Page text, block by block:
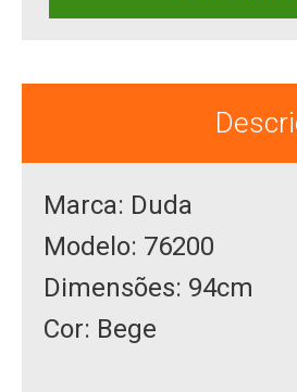
Marca: Duda
Modelo: 76200
Dimensões: 94cm
Cor: Bege